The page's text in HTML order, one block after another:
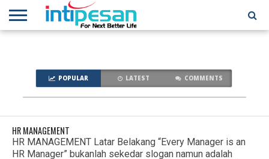
POPULAR LATEST COMMENTS
HR MANAGEMENT
HR MANAGEMENT Latar Belakang “Every Manager is an
HR Manager” bukanlah sekedar slogan namun adalah